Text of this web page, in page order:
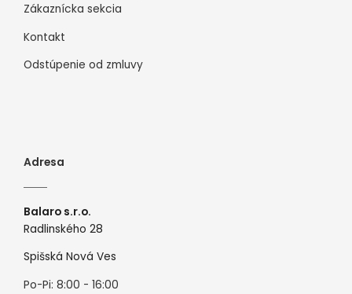
Zákaznícka sekcia
Kontakt
Odstúpenie od zmluvy
Adresa
Balaro s.r.o.
Radlinského 28
Spišská Nová Ves
Po-Pi: 8:00 - 16:00